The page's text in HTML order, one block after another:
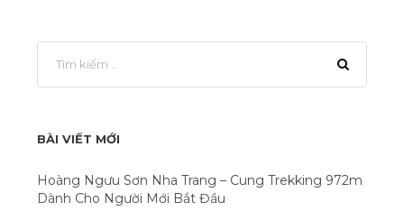
BÀI VIẾT MỚI
Hoàng Ngưu Sơn Nha Trang – Cung Trekking 972m
Dành Cho Người Mới Bắt Đầu